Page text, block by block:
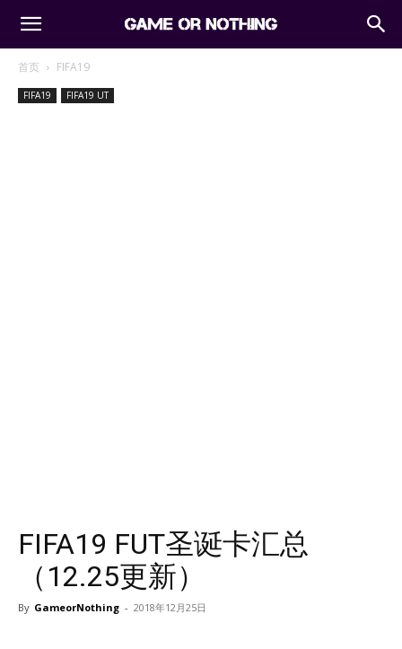
首页 FIFA19
FIFA19 FIFA19 UT
FIFA19 FUT圣诞卡汇总
（12.25更新）
By GameorNothing - 2018年12月25日